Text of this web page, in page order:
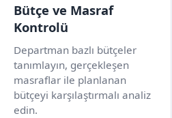
Bütçe ve Masraf
Kontrolü
Departman bazlı bütçeler
tanımlayın, gerçekleşen
masraflar ile planlanan
bütçeyi karşılaştırmalı analiz
edin.